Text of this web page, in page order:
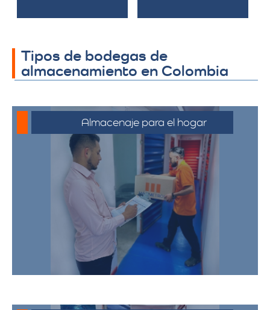
Tipos de bodegas de
almacenamiento en Colombia
Almacenaje para el hogar
Ofrecemos servicios de almacenamiento
para muebles, electrodomésticos, y
pertenencias personales, asegurando
que sus bienes estén protegidos y
accesibles.